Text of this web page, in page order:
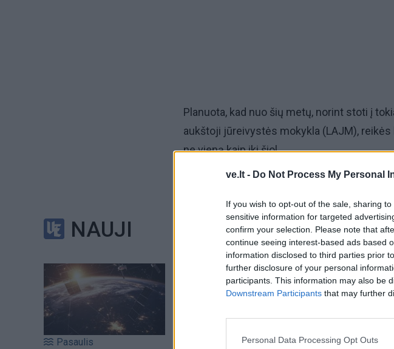
ve.lt - Do Not Process My Personal
If you wish to opt-out of the sale, sharing
sensitive information for targeted
confirm your selection. Please note that
continue seeing interest-based ads based
information disclosed to third parties prior
further disclosure of your personal
participants. This information may also be
Downstream Participants that may further
Personal Data Processing Opt Outs
NAUJI
Pasaulis
Planuota, kad nuo šių metų, norint stoti į
aukštoji jūreivystės mokykla (LAJM),
ne vieną kaip iki šiol.
Be to, turėjo būti nustatytas fiksuotas
valstybės finansuojamas vietas, tiek
stojantieji į LAJM neturės tokio balo.
LAJM direktoriaus pavaduotoja
pagal naują Švietimo, mokslo ir sporto
nusistatyti galės pačios aukštosios